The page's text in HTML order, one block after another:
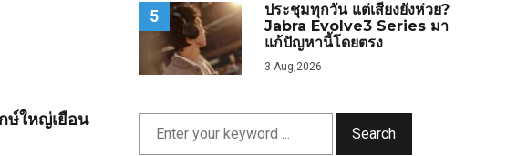
ษ์ใหญ่เยือน
5
ประชุมทุกวัน แต่เสียงยังห่วย?
Jabra Evolve3 Series มา
แก้ปัญหานี้โดยตรง
3 Aug,2026
Search